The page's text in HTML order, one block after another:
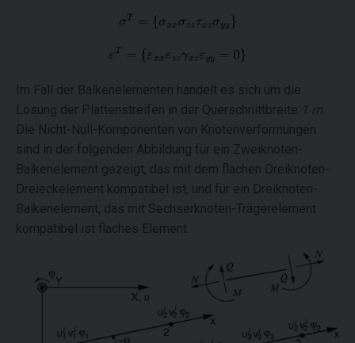
Im Fall der Balkenelementen handelt es sich um die
Lösung der Plattenstreifen in der Querschnittbreite 1 m
Die Nicht-Null-Komponenten von Knotenverformungen
sind in der folgenden Abbildung für ein Zweiknoten-
Balkenelement gezeigt, das mit dem flachen Dreiknoten-
Dreieckelement kompatibel ist, und für ein Dreiknoten-
Balkenelement, das mit Sechserknoten-Trägerelement
kompatibel ist flaches Element.